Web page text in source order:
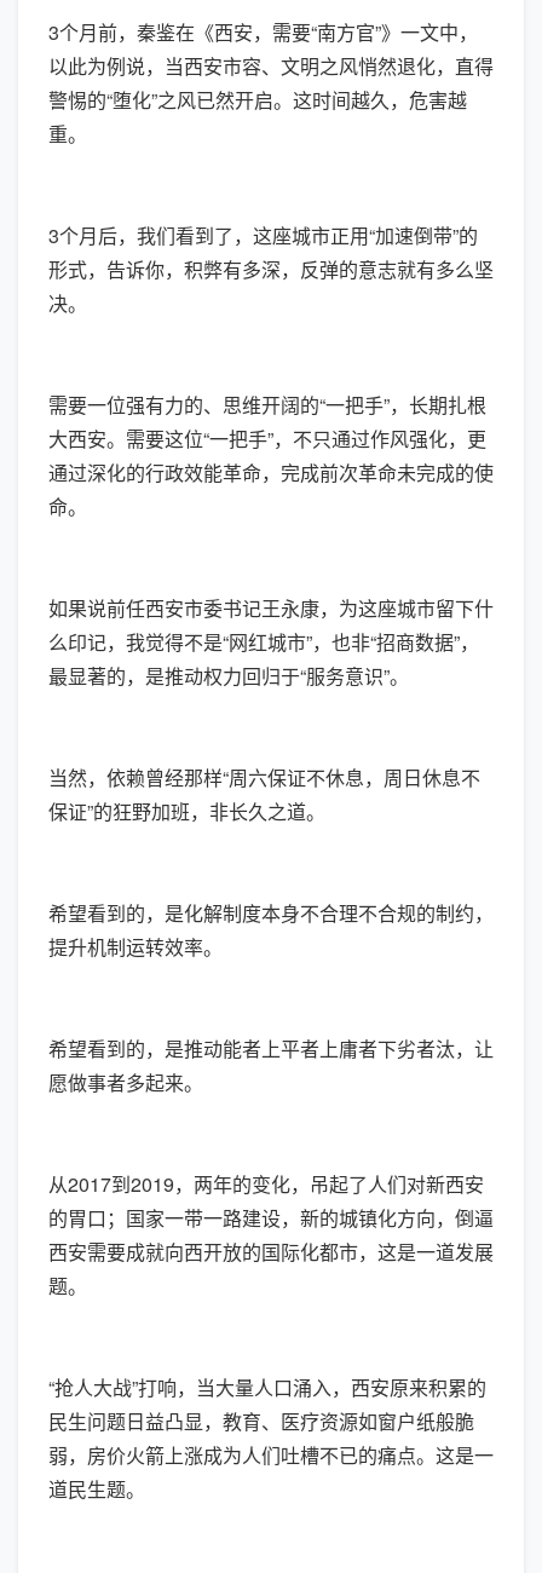
3个月前，秦鉴在《西安，需要“南方官”》一文中，
以此为例说，当西安市容、文明之风悄然退化，直得
警惕的“堕化”之风已然开启。这时间越久，危害越
重。
3个月后，我们看到了，这座城市正用“加速倒带”的
形式，告诉你，积弊有多深，反弹的意志就有多么坚
决。
需要一位强有力的、思维开阔的“一把手”，长期扎根
大西安。需要这位“一把手”，不只通过作风强化，更
通过深化的行政效能革命，完成前次革命未完成的使
命。
如果说前任西安市委书记王永康，为这座城市留下什
么印记，我觉得不是“网红城市”，也非“招商数据”，
最显著的，是推动权力回归于“服务意识”。
当然，依赖曾经那样“周六保证不休息，周日休息不
保证”的狂野加班，非长久之道。
希望看到的，是化解制度本身不合理不合规的制约，
提升机制运转效率。
希望看到的，是推动能者上平者上庸者下劣者汰，让
愿做事者多起来。
从2017到2019，两年的变化，吊起了人们对新西安
的胃口；国家一带一路建设，新的城镇化方向，倒逼
西安需要成就向西开放的国际化都市，这是一道发展
题。
“抢人大战”打响，当大量人口涌入，西安原来积累的
民生问题日益凸显，教育、医疗资源如窗户纸般脆
弱，房价火箭上涨成为人们吐槽不已的痛点。这是一
道民生题。